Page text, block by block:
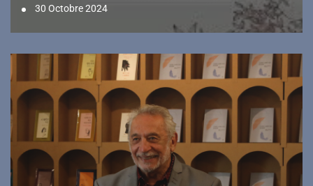
30 Octobre 2024